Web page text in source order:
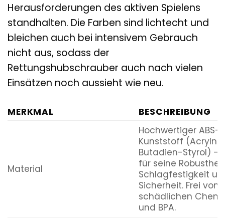
Herausforderungen des aktiven Spielens
standhalten. Die Farben sind lichtecht und
bleichen auch bei intensivem Gebrauch
nicht aus, sodass der
Rettungshubschrauber auch nach vielen
Einsätzen noch aussieht wie neu.
MERKMAL BESCHREIBUNG
Material
Hochwertiger ABS-
Kunststoff
Butadien-Styrol) –
für seine
Schlagfestigkeit
Sicherheit. Frei von
schädlichen
und BPA.